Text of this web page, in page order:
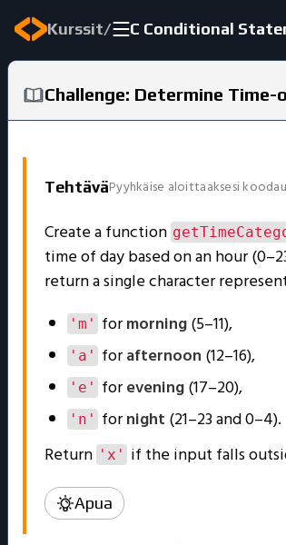
Kurssit/
Challenge: Determine
TehtäväPyyhkäise aloittaaksesi
Create a function
time of day based on an hour
return a single character
'm' formorning(5–11),
'a' forafternoon (12–16),
'e' forevening(17–20),
'n' fornight (21–23 and 0–4).
Return 'x' if the input falls
Apua